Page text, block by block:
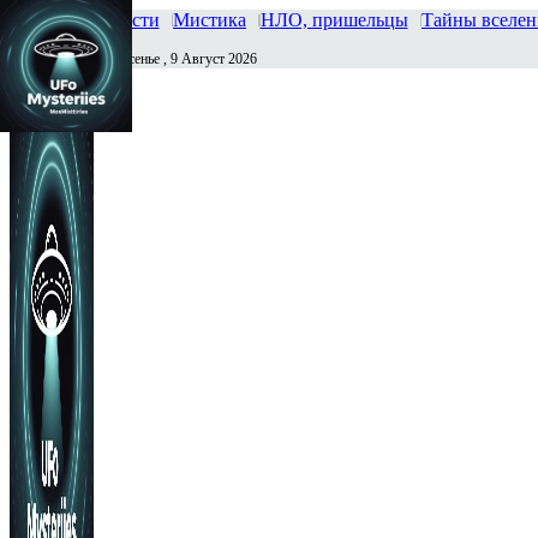
Главная Новости Мистика НЛО, пришельцы Тайны
Сегодня Воскресенье , 9 Август 2026